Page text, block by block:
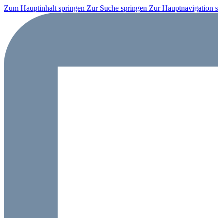
Zum Hauptinhalt springen Zur Suche springen Zur Hauptnavigation